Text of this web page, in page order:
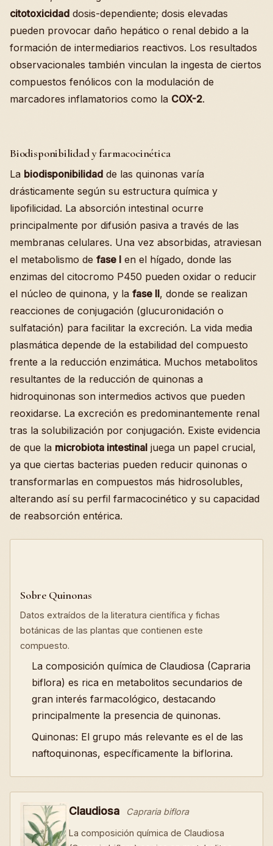
citotoxicidad dosis-dependiente; dosis elevadas
pueden provocar daño hepático o renal debido a la
formación de intermediarios reactivos. Los resultados
observacionales también vinculan la ingesta de ciertos
compuestos fenólicos con la modulación de
marcadores inflamatorios como la COX-2.
Biodisponibilidad y farmacocinética
La biodisponibilidad de las quinonas varía
drásticamente según su estructura química y
lipofilicidad. La absorción intestinal ocurre
principalmente por difusión pasiva a través de las
membranas celulares. Una vez absorbidas, atraviesan
el metabolismo de fase I en el hígado, donde las
enzimas del citocromo P450 pueden oxidar o reducir
el núcleo de quinona, y la fase II, donde se realizan
reacciones de conjugación (glucuronidación o
sulfatación) para facilitar la excreción. La vida media
plasmática depende de la estabilidad del compuesto
frente a la reducción enzimática. Muchos metabolitos
resultantes de la reducción de quinonas a
hidroquinonas son intermedios activos que pueden
reoxidarse. La excreción es predominantemente renal
tras la solubilización por conjugación. Existe evidencia
de que la microbiota intestinal juega un papel crucial,
ya que ciertas bacterias pueden reducir quinonas o
transformarlas en compuestos más hidrosolubles,
alterando así su perfil farmacocinético y su capacidad
de reabsorción entérica.
Sobre Quinonas
Datos extraídos de la literatura científica y fichas
botánicas de las plantas que contienen este
compuesto.
La composición química de Claudiosa (Capraria
biflora) es rica en metabolitos secundarios de
gran interés farmacológico, destacando
principalmente la presencia de quinonas.
Quinonas: El grupo más relevante es el de las
naftoquinonas, específicamente la biflorina.
Claudiosa Capraria biflora
La composición química de Claudiosa